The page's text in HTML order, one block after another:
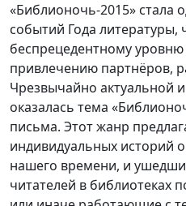
«Библионочь-2015» стала
событий Года литературы,
беспрецедентному
привлечению партнёров,
Чрезвычайно актуальной
оказалась тема
письма. Этот жанр
индивидуальных историй
нашего времени, и
читателей в библиотеках